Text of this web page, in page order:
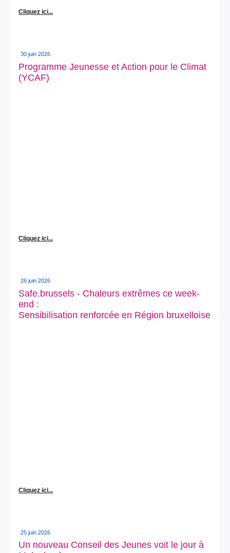
Cliquez ici...
30 juin 2026
Programme Jeunesse et Action pour le Climat
(YCAF)
Cliquez ici...
26 juin 2026
Safe.brussels - Chaleurs extrêmes ce week-
end :
Sensibilisation renforcée en Région bruxelloise
Cliquez ici...
25 juin 2026
Un nouveau Conseil des Jeunes voit le jour à